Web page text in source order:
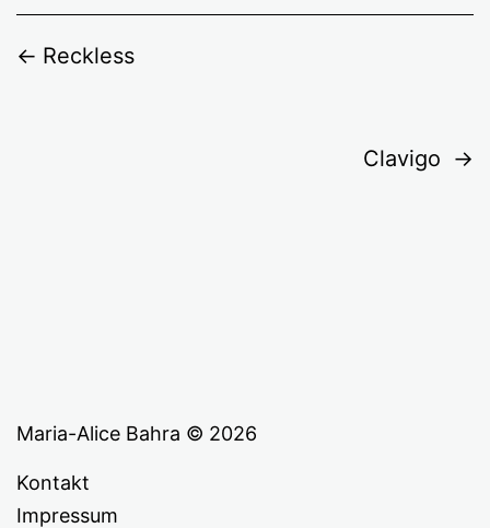
Reckless
Clavigo
Maria-Alice Bahra © 2026
Kontakt
Impressum